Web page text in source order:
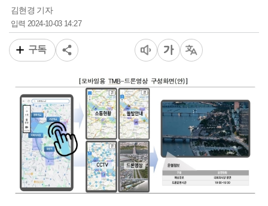
김현경 기자
입력 2024-10-03 14:27
구독